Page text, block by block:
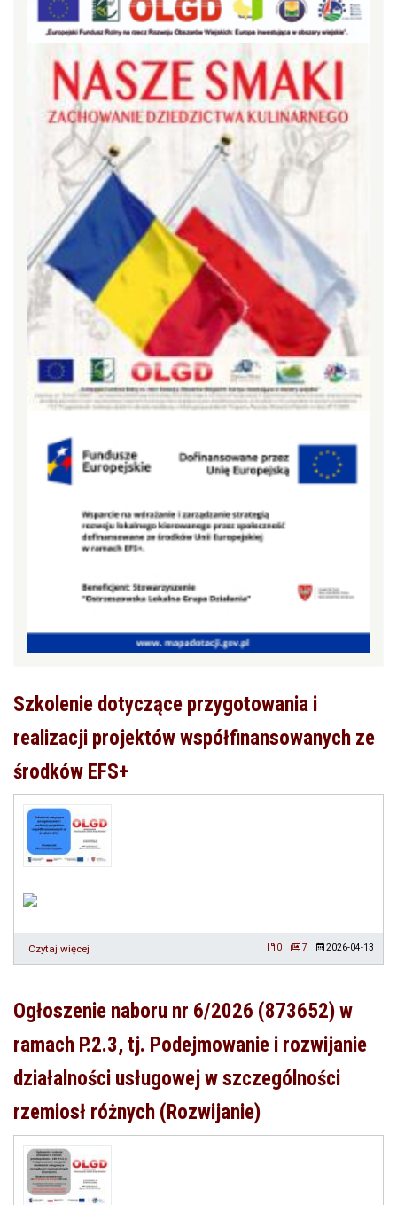
Szkolenie dotyczące przygotowania i
realizacji projektów współfinansowanych ze
środków EFS+
Czytaj więcej
Szkolenie
i
projektów
współfinansowanych
ze
EFS+
0 7 2026-04-13
Ogłoszenie naboru nr 6/2026 (873652) w
ramach P.2.3, tj. Podejmowanie i rozwijanie
działalności usługowej w szczególności
rzemiosł różnych (Rozwijanie)